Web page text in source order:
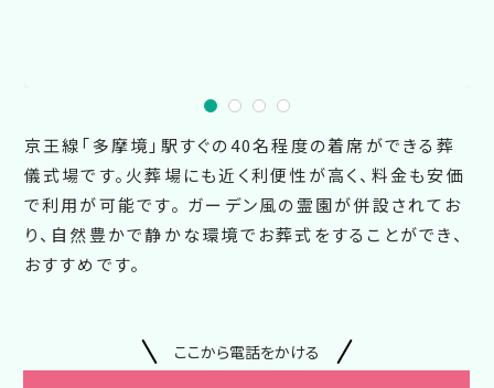
京王線「多摩境」駅すぐの40名程度の着席ができる葬
儀式場です。火葬場にも近く利便性が高く、料金も安価
で利用が可能です。 ガーデン風の霊園が併設されてお
り、自然豊かで静かな環境でお葬式をすることができ、
おすすめです。
ここから電話をかける